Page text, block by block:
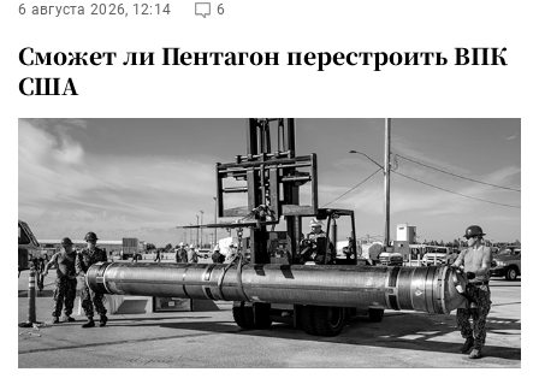
6 августа 2026, 12:14 6
Сможет ли Пентагон перестроить ВПК
США